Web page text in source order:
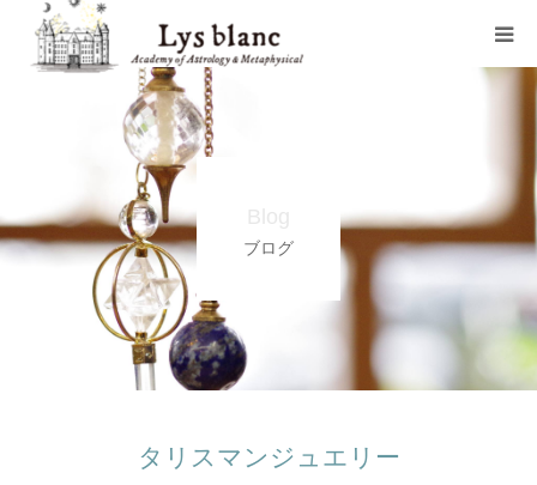
ブログ
タリスマンジュエリー
プロフィール
メニュー
ウェブショップ
店舗案内
お問い合わせ